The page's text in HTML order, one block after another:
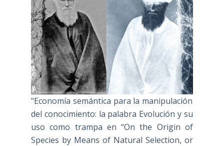
"Economía semántica para la manipulación
del conocimiento: la palabra Evolución y su
uso como trampa en “On the Origin of
Species by Means of Natural Selection, or